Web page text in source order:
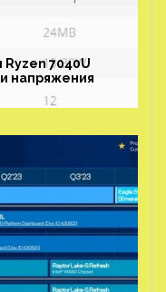
Ryzen 7040U
напряжения